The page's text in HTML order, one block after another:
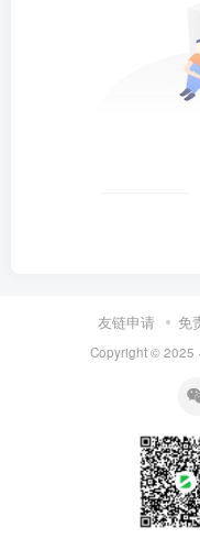
友链申请 免
Copyright © 2025 ·